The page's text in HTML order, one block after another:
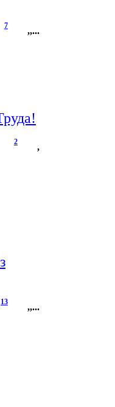
...
,
,
7
,
2
...
,
,
13